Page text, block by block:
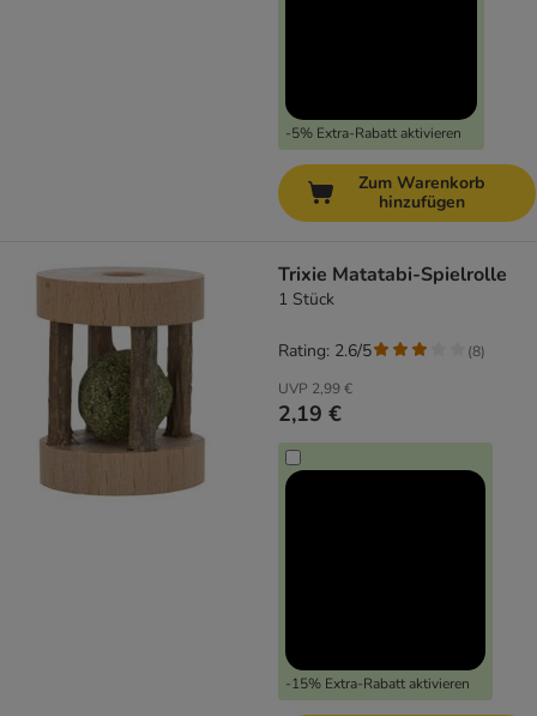
-5% Extra-Rabatt aktivieren
Zum Warenkorb
hinzufügen
Trixie Matatabi-Spielrolle
1 Stück
UVP 2,99 €
2,19 €
-15% Extra-Rabatt aktivieren
Rating: 2.6/5 (8)